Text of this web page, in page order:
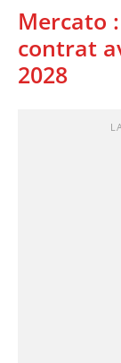
Mercato
contrat
2028